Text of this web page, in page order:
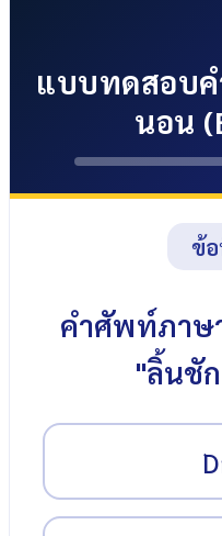
แบบทดสอบ
นอน
ข้
คำศัพท์ภาษ
"ลิ้นชั